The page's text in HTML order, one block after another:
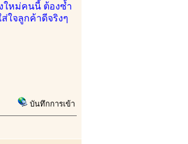
ใหม่คนนี้ ต้องซ้ำ
ใจลูกค้าดีจริงๆ
บันทึกการเข้า